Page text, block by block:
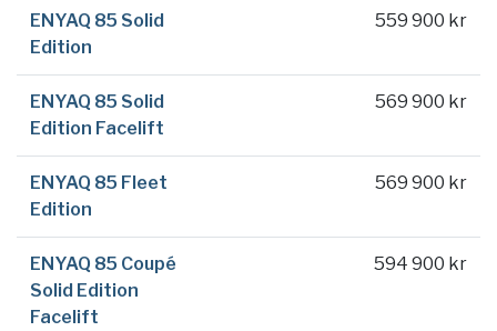
ENYAQ 85 Solid
Edition
559 900 kr
ENYAQ 85 Solid
Edition Facelift
569 900 kr
ENYAQ 85 Fleet
Edition
569 900 kr
ENYAQ 85 Coupé
Solid Edition
Facelift
594 900 kr